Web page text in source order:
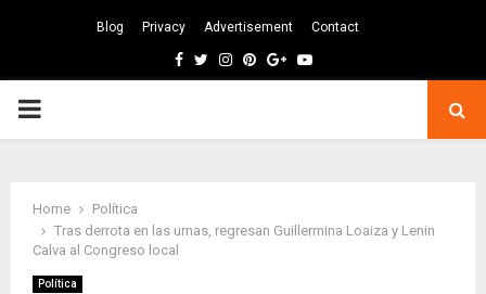
Blog Privacy Advertisement Contact
Facebook
TwitterInstagram
Pinterest
GoogleYoutube
PRIMARY
Home
Política
Tras derrota en las urnas, regresan Guillermina Loaiza y Lenin
Calva al Congreso local
Política